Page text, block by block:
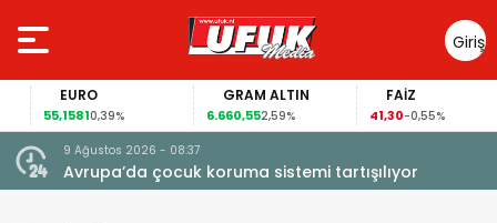
Giriş
Yap
EURO
55,15810,39%
GRAM ALTIN
6.660,552,59%
FAİZ
41,30-0,55%
9 Ağustos 2026 - 08:37
Avrupa’da çocuk koruma sistemi tartışılıyor